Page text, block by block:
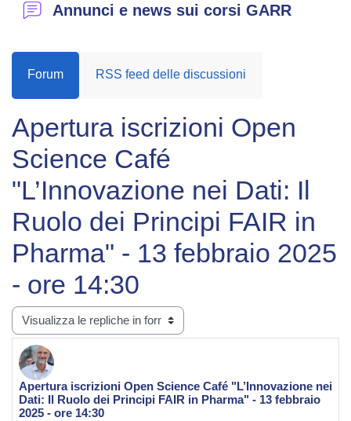
Annunci e news sui corsi GARR
Forum RSS feed delle discussioni
Apertura iscrizioni Open
Science Café
"L’Innovazione nei Dati: Il
Ruolo dei Principi FAIR in
Pharma" - 13 febbraio 2025
- ore 14:30
Modalità visualizzazione
Apertura iscrizioni Open Science Café "L’Innovazione nei
Dati: Il Ruolo dei Principi FAIR in Pharma" - 13 febbraio
2025 - ore 14:30
Numero di risposte: 0